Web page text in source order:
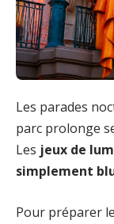
Les parades
parc prolonge
Les jeux de
simplement
Pour préparer